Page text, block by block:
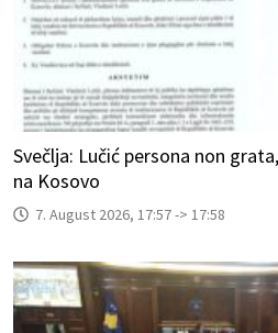
Svečlja: Lučić persona non
na Kosovo
7. August 2026, 17:57 -> 17:58